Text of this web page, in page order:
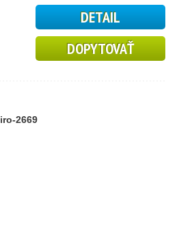
DETAIL
DOPYTOVAŤ
iro-2669